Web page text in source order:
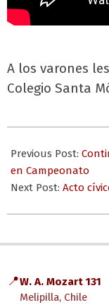
A los varones
Colegio Santa
10-
05
Previous Post:
en Campeonato
Next Post: Acto
📍W. A. Mozart 131
Melipilla, Chile